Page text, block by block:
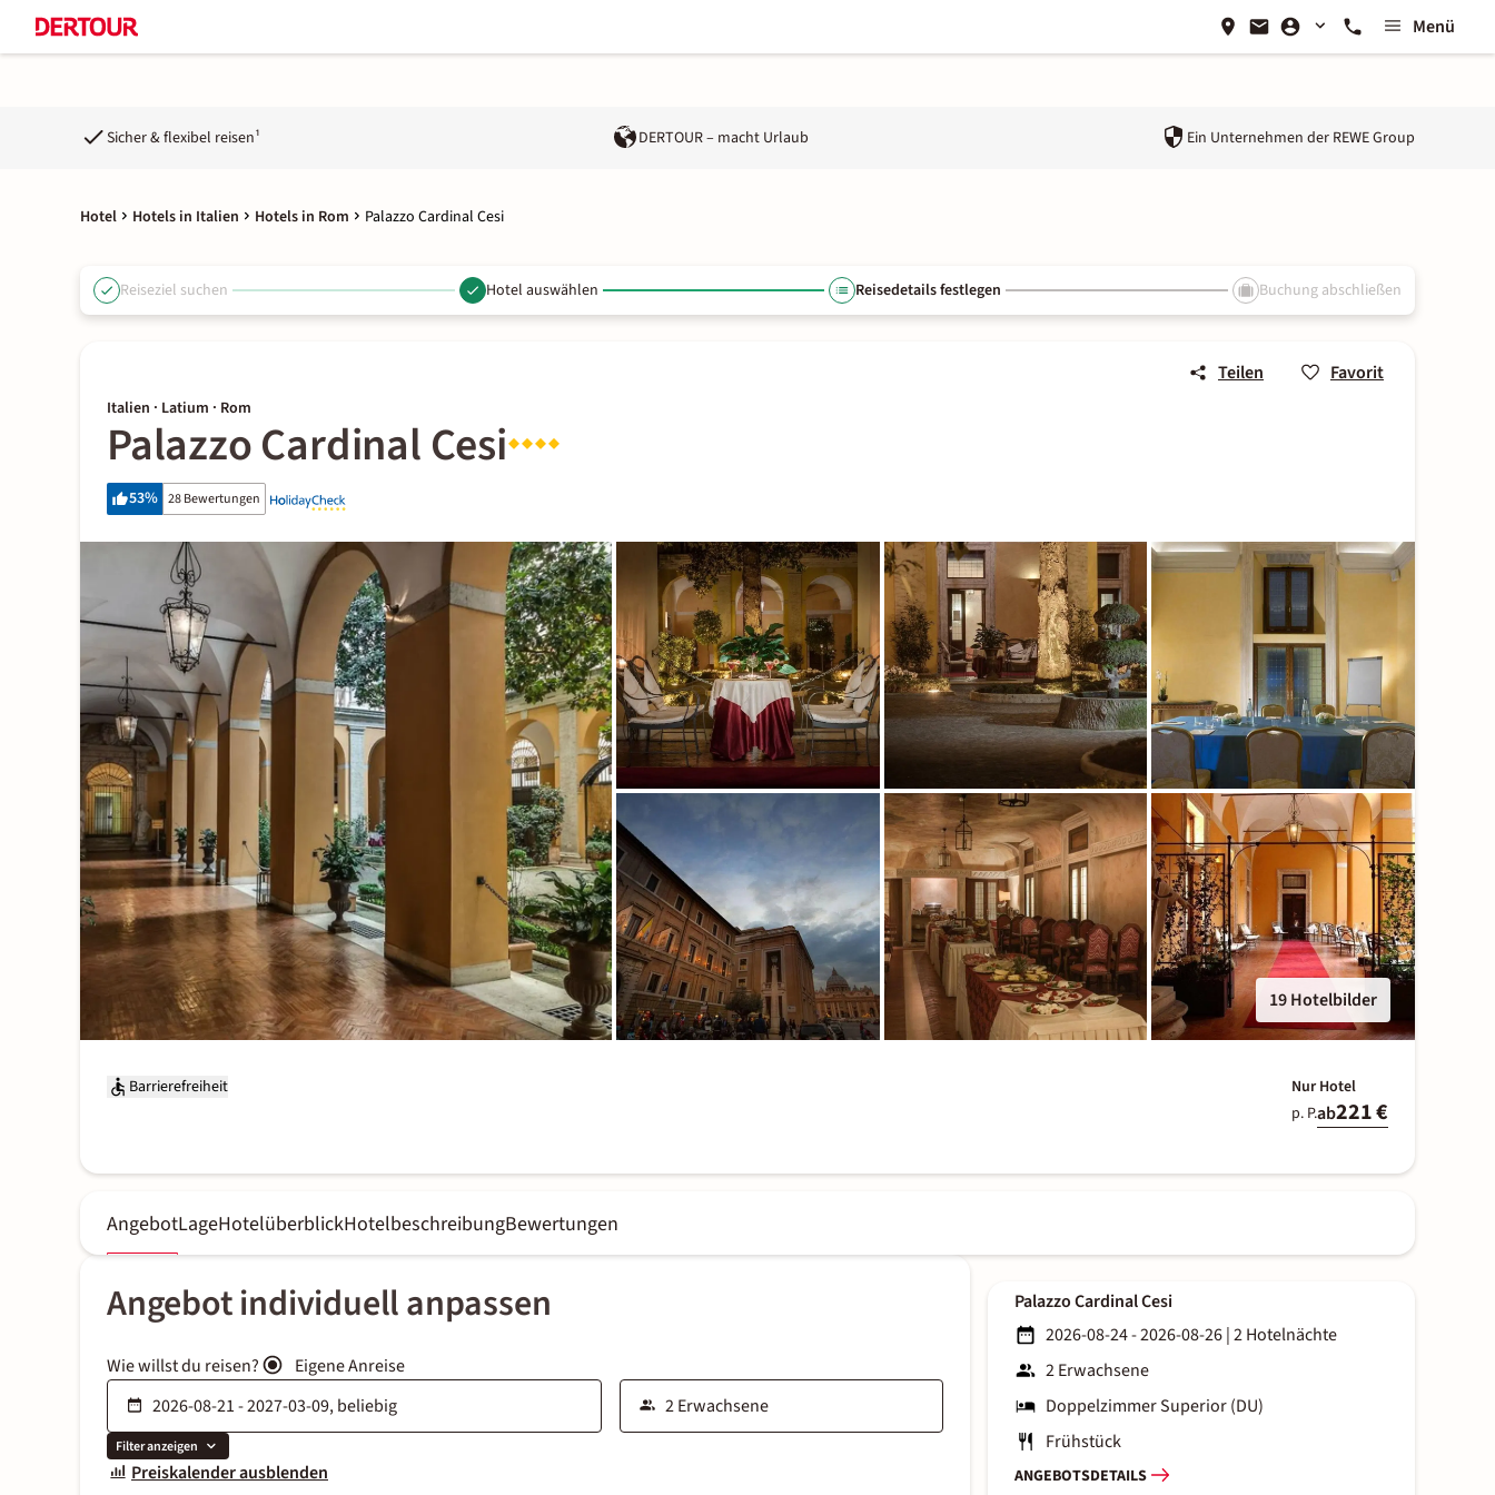
Menü
Sicher & flexibel reisen¹ DERTOUR – macht Urlaub Ein Unternehmen der REWE Group
Hotel Hotels in Italien Hotels in Rom Palazzo Cardinal Cesi
Reiseziel suchen Hotel auswählen Reisedetails festlegen Buchung abschließen
Teilen Favorit
Italien · Latium · Rom
Palazzo Cardinal Cesi
53% 28 Bewertungen
19 Hotelbilder
Barrierefreiheit
Nur Hotel
p. P.ab221 €
AngebotLageHotelüberblickHotelbeschreibungBewertungen
Angebot individuell anpassen
Wie willst du reisen? Eigene Anreise
Filter anzeigen
Preiskalender ausblenden
Palazzo Cardinal Cesi
2026-08-24 - 2026-08-26|2 Hotelnächte
2 Erwachsene
Doppelzimmer Superior (DU)
Frühstück
ANGEBOTSDETAILS